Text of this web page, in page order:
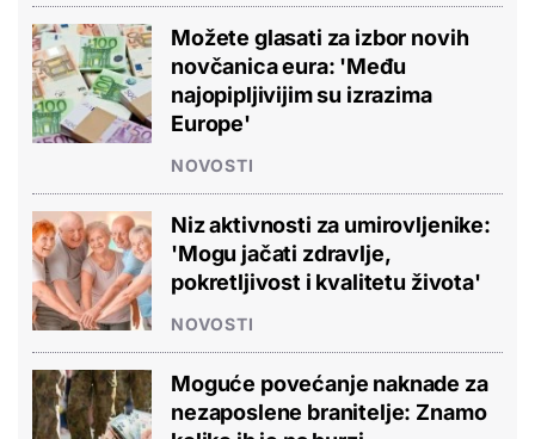
Možete glasati za izbor novih
novčanica eura: 'Među
najopipljivijim su izrazima
Europe'
NOVOSTI
Niz aktivnosti za umirovljenike:
'Mogu jačati zdravlje,
pokretljivost i kvalitetu života'
NOVOSTI
Moguće povećanje naknade za
nezaposlene branitelje: Znamo